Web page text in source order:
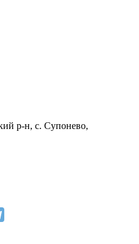
р-н, с. Супонево,